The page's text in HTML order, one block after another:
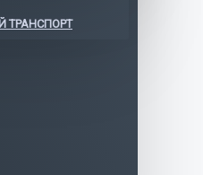
ТРАНСПОРТ